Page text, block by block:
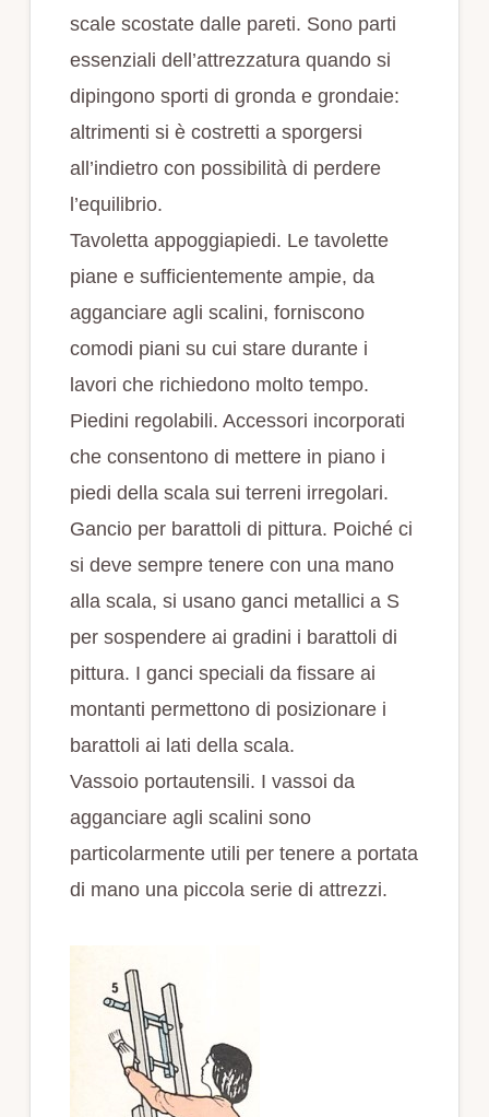
scale scostate dalle pareti. Sono parti
essenziali dell’attrezzatura quando si
dipingono sporti di gronda e grondaie:
altrimenti si è costretti a sporgersi
all’indietro con possibilità di perdere
l’equilibrio.
Tavoletta appoggiapiedi. Le tavolette
piane e sufficientemente ampie, da
agganciare agli scalini, forniscono
comodi piani su cui stare durante i
lavori che richiedono molto tempo.
Piedini regolabili. Accessori incorporati
che consentono di mettere in piano i
piedi della scala sui terreni irregolari.
Gancio per barattoli di pittura. Poiché ci
si deve sempre tenere con una mano
alla scala, si usano ganci metallici a S
per sospendere ai gradini i barattoli di
pittura. I ganci speciali da fissare ai
montanti permettono di posizionare i
barattoli ai lati della scala.
Vassoio portautensili. I vassoi da
agganciare agli scalini sono
particolarmente utili per tenere a portata
di mano una piccola serie di attrezzi.